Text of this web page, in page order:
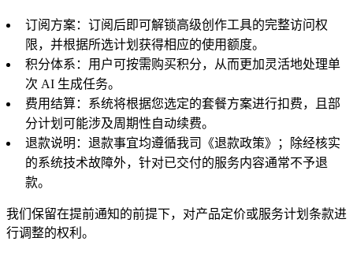
订阅方案：订阅后即可解锁高级创作工具的完整访问权
限，并根据所选计划获得相应的使用额度。
积分体系：用户可按需购买积分，从而更加灵活地处理单
次 AI 生成任务。
费用结算：系统将根据您选定的套餐方案进行扣费，且部
分计划可能涉及周期性自动续费。
退款说明：退款事宜均遵循我司《退款政策》；除经核实
的系统技术故障外，针对已交付的服务内容通常不予退
款。
我们保留在提前通知的前提下，对产品定价或服务计划条款进
行调整的权利。